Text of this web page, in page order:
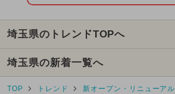
埼玉県のトレンドTOPへ
埼玉県の新着一覧へ
TOP トレンド 新オープン・リニューアル